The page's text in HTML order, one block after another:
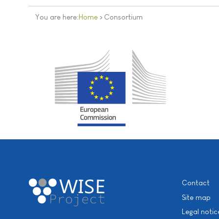
You are here:Home > Consortium
Contact
Site map
Legal